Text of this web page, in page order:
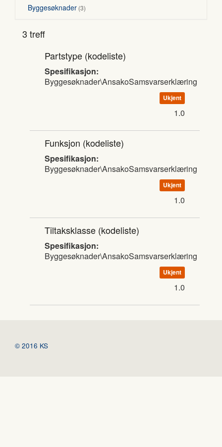
Byggesøknader 3
3 treff
Partstype (kodeliste)
Spesifikasjon:
Byggesøknader\AnsakoSamsvarserklæring
Ukjent
1.0
Funksjon (kodeliste)
Spesifikasjon:
Byggesøknader\AnsakoSamsvarserklæring
Ukjent
1.0
Tiltaksklasse (kodeliste)
Spesifikasjon:
Byggesøknader\AnsakoSamsvarserklæring
Ukjent
1.0
© 2016 KS